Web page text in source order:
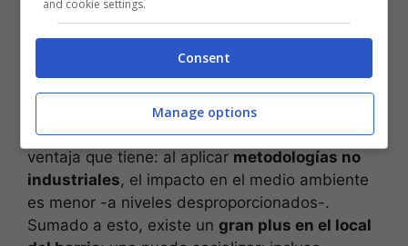
comprar en la tienda de la
esquina es más barato. Pero no es la única
ventaja que tiene: al aplicar metodologías no
industriales, el impacto en el medio ambiente
es menor -a niveles desproporcionados-.
Sumado a esto, existe un gran plus en el local
and cookie settings.
Consent
Manage options